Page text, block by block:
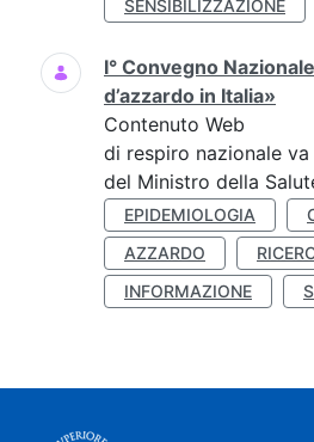
SENSIBILIZZAZIONE
I° Convegno
d’azzardo in Italia»
Contenuto Web
di respiro nazionale
del Ministro della
EPIDEMIOLOGIA
AZZARDO
INFORMAZIONE